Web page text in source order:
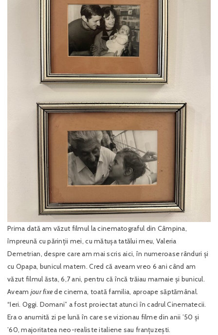
Prima dată am văzut filmul la cinematograful din Câmpina,
împreună cu părinții mei, cu mătușa tatălui meu, Valeria
Demetrian, despre care am mai scris aici, în numeroase rânduri și
cu Opapa, bunicul matern. Cred că aveam vreo 6 ani când am
văzut filmul ăsta, 6,7 ani, pentru că încă trăiau mamaie și bunicul.
Aveam jour fixede cinema, toată familia, aproape săptămânal.
“Ieri. Oggi. Domani” a fost proiectat atunci în cadrul Cinematecii.
Era o anumită zi pe lună în care se vizionau filme din anii ’50 și
’60, majoritatea neo-realiste italiene sau franțuzești.